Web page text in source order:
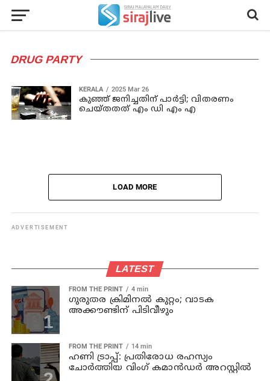
DRUG PARTY
KERALA 2025 Mar 26
കുഞ്ഞ് ജനിച്ചതിന് പാര്‍ട്ടി; വിതരണം
ചെയ്തതത് എം ഡി എം എ
LOAD MORE
ADVERTISEMENT
LATEST
FROM THE PRINT 4 min
ഗുരുതര ക്രിമിനൽ കുറ്റം; വാടക
അക്കൗണ്ടിന് പിടിവീഴും
FROM THE PRINT 14 min
ഹണി ട്രാപ്പ്: പ്രതിരോധ രഹസ്യം
ചോർത്തിയ വിംഗ് കമാൻഡർ അറസ്റ്റിൽ